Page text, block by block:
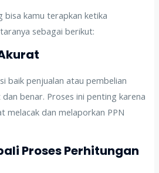
bisa kamu terapkan ketika
sebagai berikut:
baik penjualan atau pembelian
benar. Proses ini penting karena
melacak dan melaporkan PPN
Proses Perhitungan